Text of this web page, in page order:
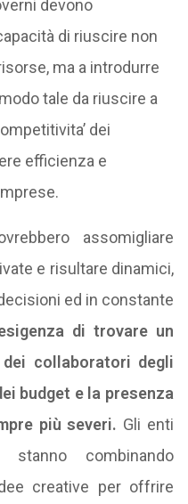
devono
di riuscire non
ma a introdurre
tale da riuscire a
dei
efficienza e
assomigliare
e risultare dinamici,
ed in constante
di trovare un
collaboratori degli
budget e la presenza
più severi. Gli enti
stanno combinando
creative per offrire